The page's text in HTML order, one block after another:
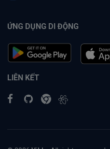
ỨNG DỤNG DI ĐỘNG
LIÊN KẾT